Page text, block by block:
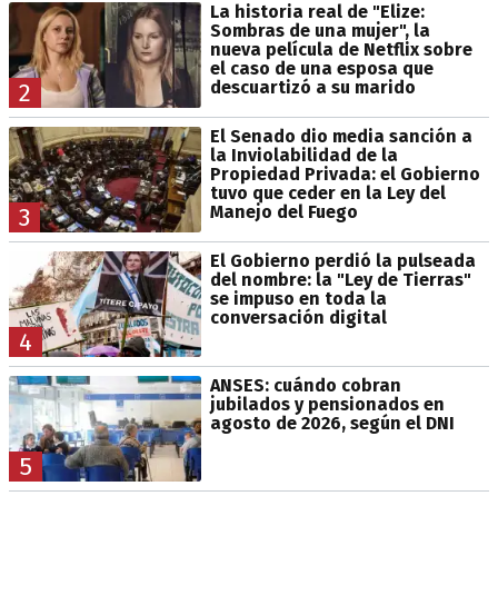
2
La historia real de "Elize:
Sombras de una mujer", la
nueva película de Netflix sobre
el caso de una esposa que
descuartizó a su marido
3
El Senado dio media sanción a
la Inviolabilidad de la
Propiedad Privada: el Gobierno
tuvo que ceder en la Ley del
Manejo del Fuego
4
El Gobierno perdió la pulseada
del nombre: la "Ley de Tierras"
se impuso en toda la
conversación digital
5
ANSES: cuándo cobran
jubilados y pensionados en
agosto de 2026, según el DNI